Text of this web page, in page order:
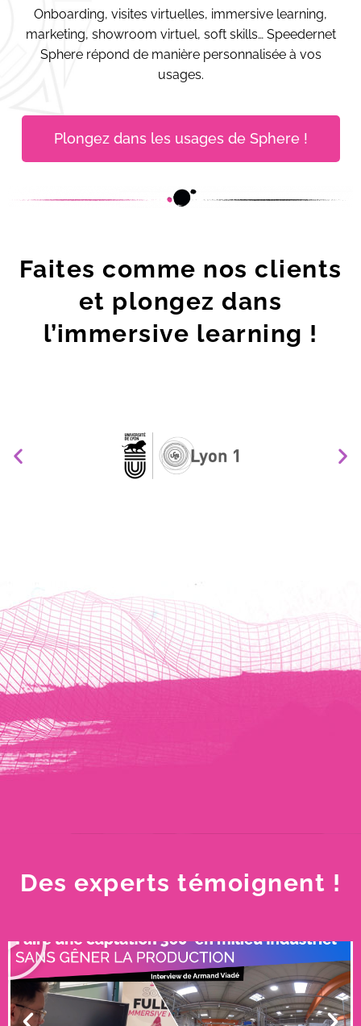
Onboarding, visites virtuelles, immersive learning,
marketing, showroom virtuel, soft skills… Speedernet
Sphere répond de manière personnalisée à vos
usages.
Plongez dans les usages de Sphere !
Faites comme nos clients
et plongez dans
l’immersive learning !
Des experts témoignent !